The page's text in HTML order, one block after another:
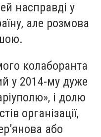
насправді у
але розмова
колаборанта
у 2014-му дуже
і долю
організації,
або